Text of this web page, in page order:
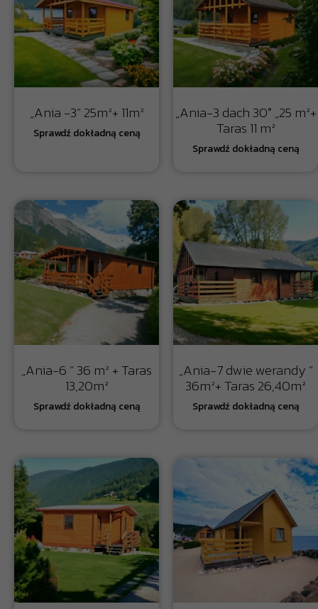
„Ania -3” 25m²+ 11m² „Ania-3 dach 30° „25 m²+
Taras 11 m²
„Ania-6 ” 36 m² + Taras
13,20m²
„Ania-7 dwie werandy ”
36m²+ Taras 26,40m²